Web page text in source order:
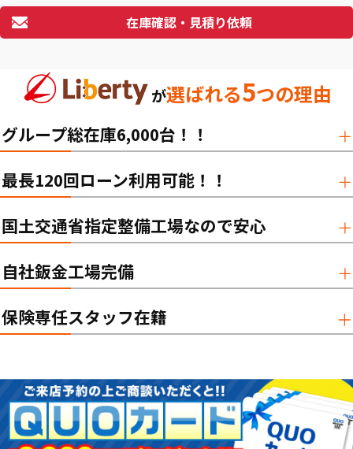
在庫確認・見積り依頼
が選ばれる5つの理由
グループ総在庫6,000台！！
最長120回ローン利用可能！！
国土交通省指定整備工場なので安心
自社鈑金工場完備
保険専任スタッフ在籍